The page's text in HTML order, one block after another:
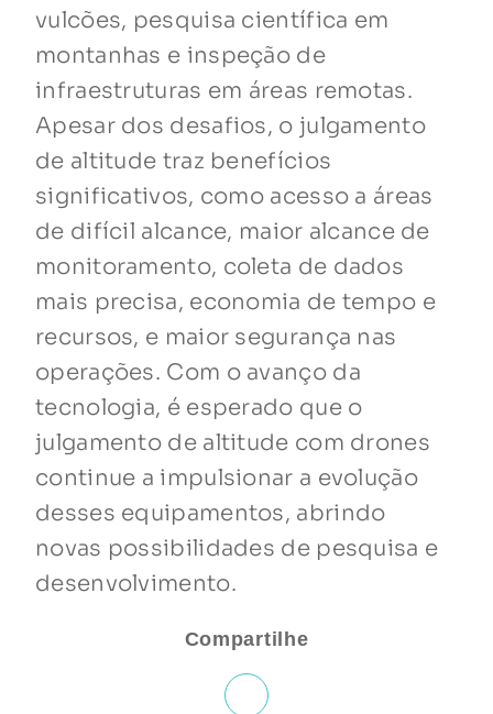
vulcões, pesquisa científica em
montanhas e inspeção de
infraestruturas em áreas remotas.
Apesar dos desafios, o julgamento
de altitude traz benefícios
significativos, como acesso a áreas
de difícil alcance, maior alcance de
monitoramento, coleta de dados
mais precisa, economia de tempo e
recursos, e maior segurança nas
operações. Com o avanço da
tecnologia, é esperado que o
julgamento de altitude com drones
continue a impulsionar a evolução
desses equipamentos, abrindo
novas possibilidades de pesquisa e
desenvolvimento.
Compartilhe